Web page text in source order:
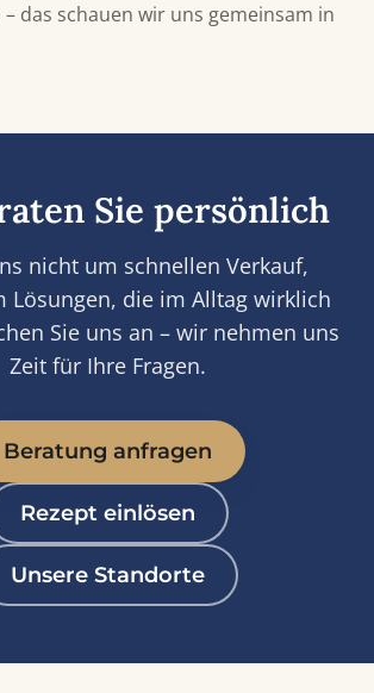
das schauen wir uns gemeinsam in
Sie persönlich
nicht um schnellen Verkauf,
Lösungen, die im Alltag wirklich
Sie uns an – wir nehmen uns
Zeit für Ihre Fragen.
Beratung anfragen
Rezept einlösen
Unsere Standorte